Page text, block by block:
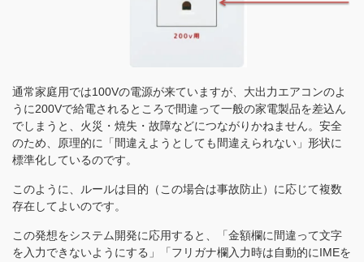
通常家庭用では100Vの電源が来ていますが、大出力エアコンのよ
うに200Vで給電されるところで間違って一般の家電製品を差込ん
でしまうと、火災・焼失・故障などにつながりかねません。安全
のため、原理的に「間違えようとしても間違えられない」形状に
標準化しているのです。
このように、ルールは目的（この場合は事故防止）に応じて複数
存在してよいのです。
この発想をシステム開発に応用すると、「金額欄に間違って文字
を入力できないようにする」「フリガナ欄入力時は自動的にIMEを